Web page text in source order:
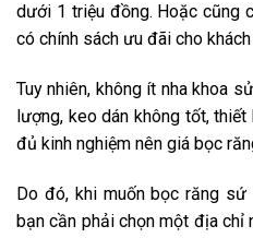
dưới 1 triệu đồng. Hoặc cũng
có chính sách ưu đãi cho khách
Tuy nhiên, không ít nha khoa
lượng, keo dán không tốt,
đủ kinh nghiệm nên giá bọc
Do đó, khi muốn bọc răng
bạn cần phải chọn một địa chỉ